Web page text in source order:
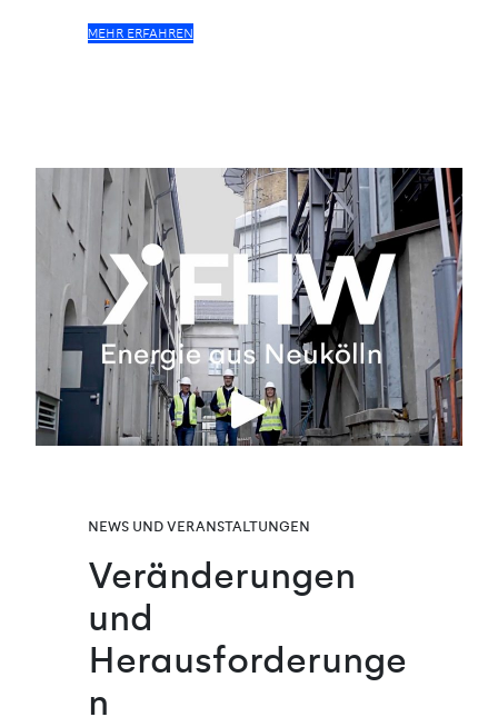
MEHR ERFAHREN
NEWS UND VERANSTALTUNGEN
Veränderungen
und
Herausforderunge
n